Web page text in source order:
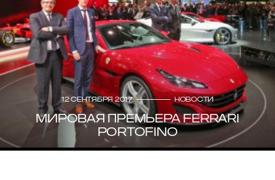
12 сентября 2017 Новости
МИРОВАЯ ПРЕМЬЕРА FERRARI
PORTOFINO